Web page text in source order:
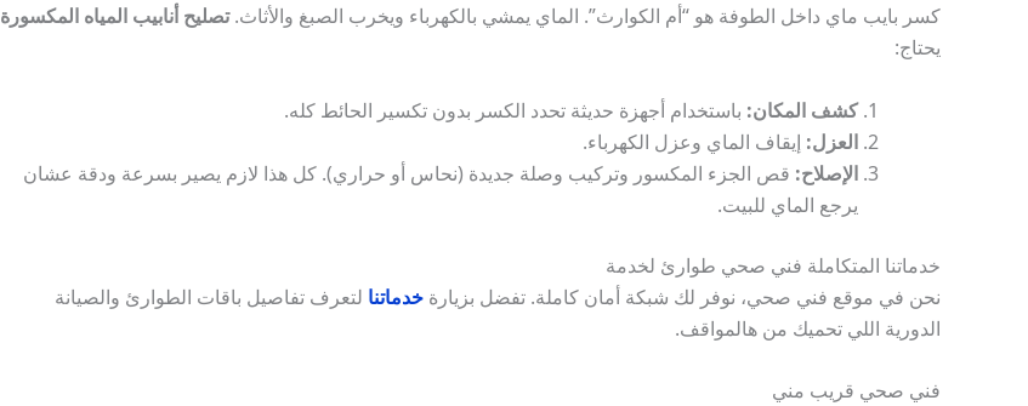
كسر بايب ماي داخل الطوفة هو “أم الكوارث”. الماي يمشي بالكهرباء ويخرب الصبغ والأثاث.تصليح أنابيب المياه المكسورة
يحتاج:
كشف المكان: باستخدام أجهزة حديثة تحدد الكسر بدون تكسير الحائط كله.
العزل: إيقاف الماي وعزل الكهرباء.
الإصلاح: قص الجزء المكسور وتركيب وصلة جديدة (نحاس أو حراري). كل هذا لازم يصير بسرعة ودقة عشان
يرجع الماي للبيت.
خدماتنا المتكاملة فني صحي طوارئ لخدمة
نحن في موقع فني صحي، نوفر لك شبكة أمان كاملة. تفضل بزيارة خدماتنا لتعرف تفاصيل باقات الطوارئ والصيانة
الدورية اللي تحميك من هالمواقف.
فني صحي قريب مني